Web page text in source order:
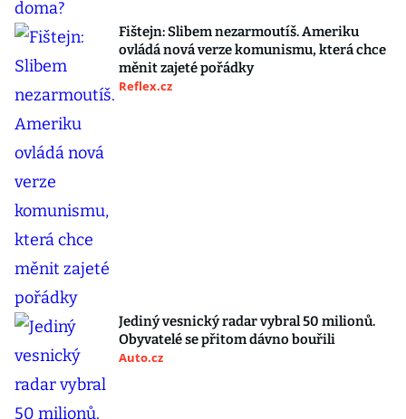
Fištejn: Slibem nezarmoutíš. Ameriku
ovládá nová verze komunismu, která chce
měnit zajeté pořádky
Reflex.cz
Jediný vesnický radar vybral 50 milionů.
Obyvatelé se přitom dávno bouřili
Auto.cz